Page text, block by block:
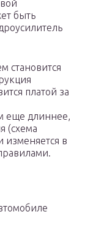
быть
становится
платой за
еще длиннее,
(схема
изменяется в